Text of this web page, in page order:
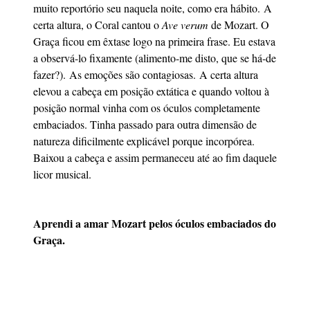
muito reportório seu naquela noite, como era hábito. A
certa altura, o Coral cantou oAve verum de Mozart. O
Graça ficou em êxtase logo na primeira frase. Eu estava
a observá-lo fixamente (alimento-me disto, que se há-de
fazer?). As emoções são contagiosas. A certa altura
elevou a cabeça em posição extática e quando voltou à
posição normal vinha com os óculos completamente
embaciados. Tinha passado para outra dimensão de
natureza dificilmente explicável porque incorpórea.
Baixou a cabeça e assim permaneceu até ao fim daquele
licor musical.
Aprendi a amar Mozart pelos óculos embaciados do
Graça.